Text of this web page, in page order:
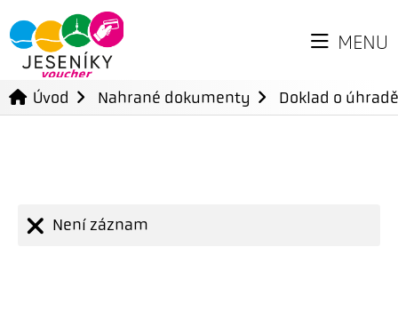
MENU
Úvod Nahrané dokumenty Doklad o
Není záznam